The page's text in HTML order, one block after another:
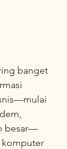
banget
besar—